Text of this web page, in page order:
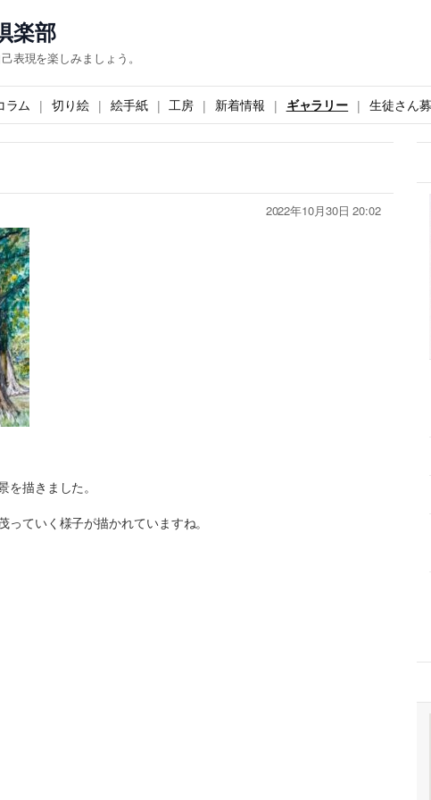
楽部
表現を楽しみましょう。
ラム 切り絵 絵手紙 工房 新着情報 ギャラリー 生徒さん
2022年10月30日 20:02
描きました。
ていく様子が描かれていますね。